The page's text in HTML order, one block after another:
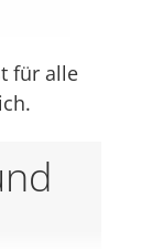
für alle